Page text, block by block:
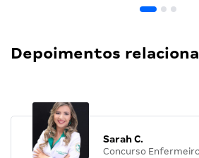
Depoimentos
Sarah C.
Concurso